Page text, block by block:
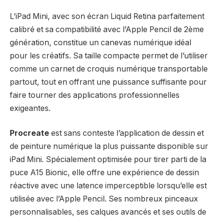
L’iPad Mini, avec son écran Liquid Retina parfaitement
calibré et sa compatibilité avec l’Apple Pencil de 2ème
génération, constitue un canevas numérique idéal
pour les créatifs. Sa taille compacte permet de l’utiliser
comme un carnet de croquis numérique transportable
partout, tout en offrant une puissance suffisante pour
faire tourner des applications professionnelles
exigeantes.
Procreate est sans conteste l’application de dessin et
de peinture numérique la plus puissante disponible sur
iPad Mini. Spécialement optimisée pour tirer parti de la
puce A15 Bionic, elle offre une expérience de dessin
réactive avec une latence imperceptible lorsqu’elle est
utilisée avec l’Apple Pencil. Ses nombreux pinceaux
personnalisables, ses calques avancés et ses outils de